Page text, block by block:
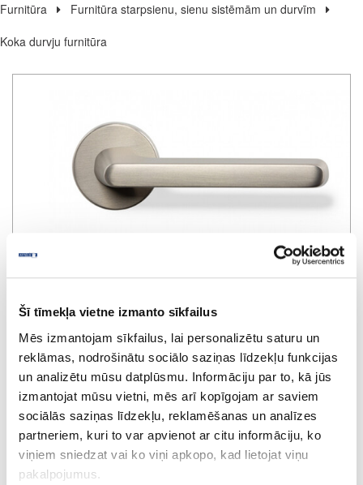
Šī tīmekļa vietne izmanto sīkfailus
Mēs izmantojam sīkfailus, lai personalizētu saturu un
reklāmas, nodrošinātu sociālo saziņas līdzekļu funkcijas
un analizētu mūsu datplūsmu. Informāciju par to, kā jūs
izmantojat mūsu vietni, mēs arī kopīgojam ar saviem
sociālās saziņas līdzekļu, reklamēšanas un analīzes
partneriem, kuri to var apvienot ar citu informāciju, ko
viņiem sniedzat vai ko viņi apkopo, kad lietojat viņu
pakalpojumus.
Furnitūra
Furnitūra starpsienu, sienu sistēmām un durvīm
Koka durvju furnitūra
Durvju rokturis TAVIRA